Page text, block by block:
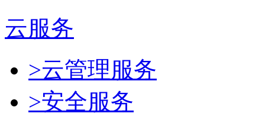
云服务
>云管理服务
>安全服务